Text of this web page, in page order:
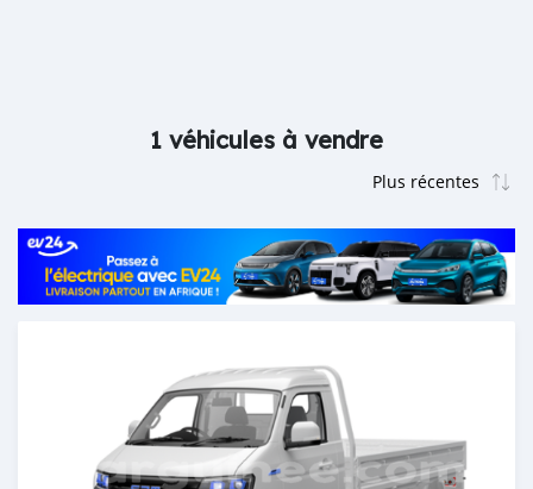
1 véhicules à vendre